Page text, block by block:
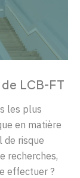
LCB-FT
les plus
en matière
de risque
recherches,
effectuer ?